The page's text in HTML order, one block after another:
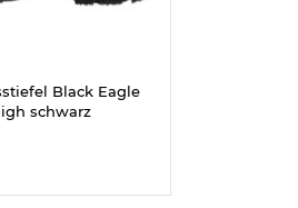
Black Eagle
schwarz